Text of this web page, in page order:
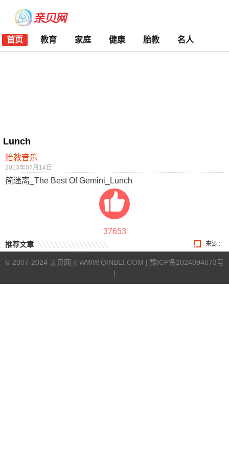
首页 教育 家庭 健康 胎教 名人
Lunch
胎教音乐
2013年07月14日
简迷离_The Best Of Gemini_Lunch
37653
来源：
推荐文章
© 2007-2024 亲贝网 || WWW.QINBEI.COM | 豫ICP备2024094673号
|